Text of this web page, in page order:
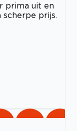
prima uit en
prijs.